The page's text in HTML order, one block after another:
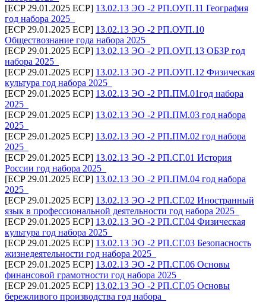
[ECP 29.01.2025 ECP] 13.02.13 ЭО -2 РП.ОУП.11 География
год набора 2025_
[ECP 29.01.2025 ECP] 13.02.13 ЭО -2 РП.ОУП.10
Обществознание года набора 2025_
[ECP 29.01.2025 ECP] 13.02.13 ЭО -2 РП.ОУП.13 ОБЗР год
набора 2025_
[ECP 29.01.2025 ECP] 13.02.13 ЭО -2 РП.ОУП.12 Физическая
культура год набора 2025_
[ECP 29.01.2025 ECP] 13.02.13 ЭО -2 РП.ПМ.01год набора
2025_
[ECP 29.01.2025 ECP] 13.02.13 ЭО -2 РП.ПМ.03 год набора
2025_
[ECP 29.01.2025 ECP] 13.02.13 ЭО -2 РП.ПМ.02 год набора
2025_
[ECP 29.01.2025 ECP] 13.02.13 ЭО -2 РП.СГ.01 История
России год набора 2025_
[ECP 29.01.2025 ECP] 13.02.13 ЭО -2 РП.ПМ.04 год набора
2025_
[ECP 29.01.2025 ECP] 13.02.13 ЭО -2 РП.СГ.02 Иностранный
язык в профессиональной деятельности год набора 2025_
[ECP 29.01.2025 ECP] 13.02.13 ЭО -2 РП.СГ.04 Физическая
культура год набора 2025_
[ECP 29.01.2025 ECP] 13.02.13 ЭО -2 РП.СГ.03 Безопасность
жизнедеятельности год набора 2025_
[ECP 29.01.2025 ECP] 13.02.13 ЭО -2 РП.СГ.06 Основы
финансовой грамотности год набора 2025_
[ECP 29.01.2025 ECP] 13.02.13 ЭО -2 РП.СГ.05 Основы
бережливого производства год набора_